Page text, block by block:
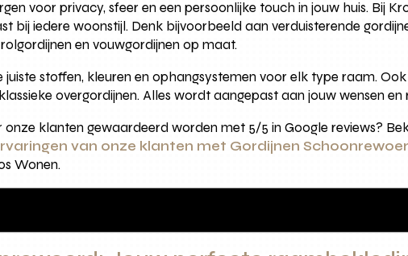
voor privacy, sfeer en een persoonlijke touch in jouw huis. Bij
bij iedere woonstijl. Denk bijvoorbeeld aan verduisterende
en vouwgordijnen op maat.
juiste stoffen, kleuren en ophangsystemen voor elk type raam.
overgordijnen. Alles wordt aangepast aan jouw wensen en
klanten gewaardeerd worden met 5/5 in Google reviews?
van onze klanten met Gordijnen
Wonen.